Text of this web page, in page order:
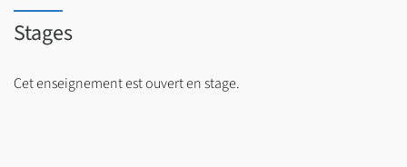
Stages
Cet enseignement est ouvert en stage.